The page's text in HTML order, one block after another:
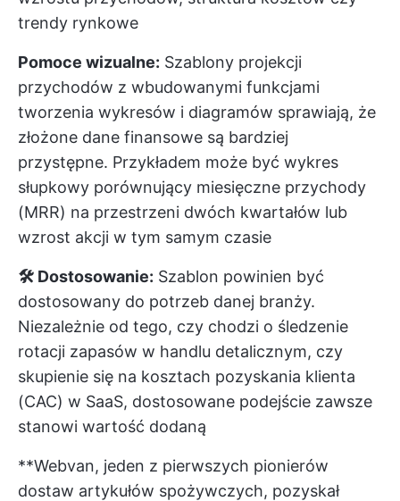
trendy rynkowe
Pomoce wizualne: Szablony projekcji
przychodów z wbudowanymi funkcjami
tworzenia wykresów i diagramów sprawiają, że
złożone dane finansowe są bardziej
przystępne. Przykładem może być wykres
słupkowy porównujący miesięczne przychody
(MRR) na przestrzeni dwóch kwartałów lub
wzrost akcji w tym samym czasie
🛠️ Dostosowanie: Szablon powinien być
dostosowany do potrzeb danej branży.
Niezależnie od tego, czy chodzi o śledzenie
rotacji zapasów w handlu detalicznym, czy
skupienie się na kosztach pozyskania klienta
(CAC) w SaaS, dostosowane podejście zawsze
stanowi wartość dodaną
**Webvan, jeden z pierwszych pionierów
dostaw artykułów spożywczych, pozyskał